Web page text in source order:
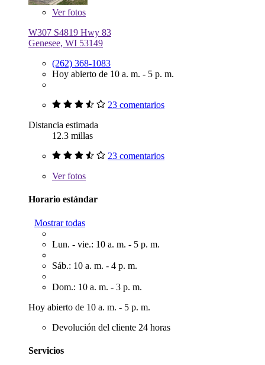
Verfotos
W307 S4819 Hwy 83
Genesee, WI 53149
(262) 368-1083
Hoy abierto de 10 a. m. - 5 p. m.
23 comentarios
Distancia estimada
12.3 millas
23 comentarios
Verfotos
Horario estándar
Mostrar todas
Lun. - vie.: 10 a. m. - 5 p. m.
Sáb.: 10 a. m. - 4 p. m.
Dom.: 10 a. m. - 3 p. m.
Hoy abierto de 10 a. m. - 5 p. m.
Devolución del cliente 24 horas
Servicios